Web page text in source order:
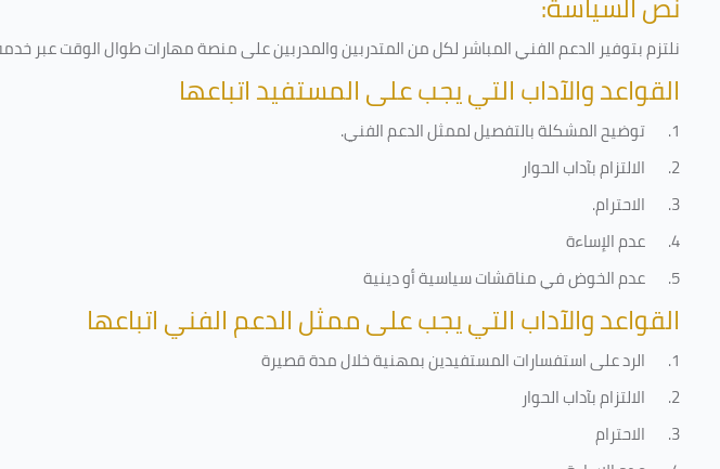
نلتزم بتوفير الدعم الفني المباشر لكل من المتدربين والمدربين على منصة مهارات طوال الوقت عبر
القواعد والآداب التي يجب على المستفيد اتباعها
1. توضيح المشكلة بالتفصيل لممثل الدعم الفني.
2.
الالتزام بآداب الحوار
3.
الاحترام.
4.
عدم الإساءة
5.
عدم الخوض في مناقشات سياسية أو دينية
القواعد والآداب التي يجب على ممثل الدعم الفني اتباعها
1.
الرد على استفسارات المستفيدين بمهنية خلال مدة قصيرة
2.
الالتزام بآداب الحوار
3.
الاحترام